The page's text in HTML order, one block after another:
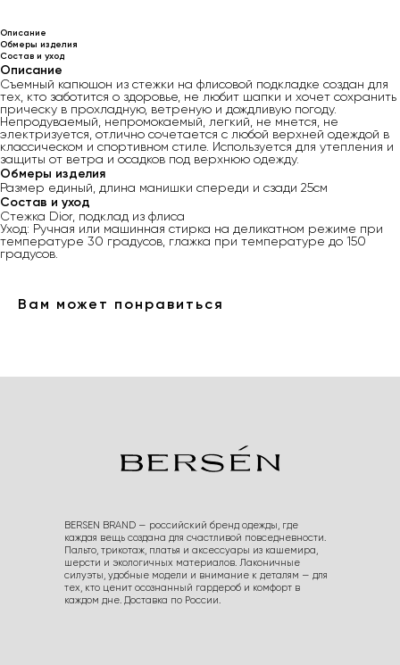
Описание
Обмеры изделия
Состав и уход
Описание
Съемный капюшон из стежки на флисовой подкладке создан для
тех, кто заботится о здоровье, не любит шапки и хочет сохранить
прическу в прохладную, ветреную и дождливую погоду.
Непродуваемый, непромокаемый, легкий, не мнется, не
электризуется, отлично сочетается с любой верхней одеждой в
классическом и спортивном стиле. Используется для утепления и
защиты от ветра и осадков под верхнюю одежду.
Обмеры изделия
Размер единый, длина манишки спереди и сзади 25см
Состав и уход
Стежка Dior, подклад из флиса
Уход: Ручная или машинная стирка на деликатном режиме при
температуре 30 градусов, глажка при температуре до 150
градусов.
Вам может понравиться
BERSEN BRAND — российский бренд одежды, где
каждая вещь создана для счастливой повседневности.
Пальто, трикотаж, платья и аксессуары из кашемира,
шерсти и экологичных материалов. Лаконичные
силуэты, удобные модели и внимание к деталям — для
тех, кто ценит осознанный гардероб и комфорт в
каждом дне. Доставка по России.